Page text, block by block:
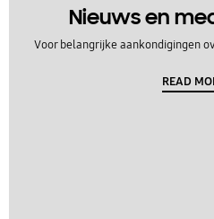
Nieuws en
Voor belangrijke aankondigingen
READ